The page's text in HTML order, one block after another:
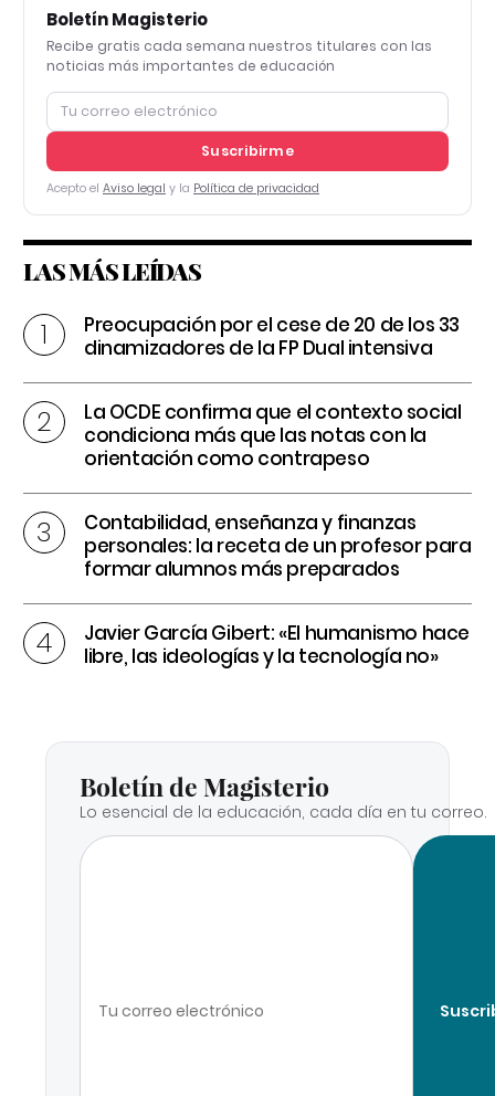
Boletín Magisterio
Recibe gratis cada semana nuestros titulares con las
noticias más importantes de educación
Suscribirme
Acepto el Aviso legal y la Política de privacidad
LAS MÁS LEÍDAS
Preocupación por el cese de 20 de los 33
dinamizadores de la FP Dual intensiva
La OCDE confirma que el contexto social
condiciona más que las notas con la
orientación como contrapeso
Contabilidad, enseñanza y finanzas
personales: la receta de un profesor para
formar alumnos más preparados
Javier García Gibert: «El humanismo hace
libre, las ideologías y la tecnología no»
Boletín de Magisterio
Lo esencial de la educación, cada día en tu correo.